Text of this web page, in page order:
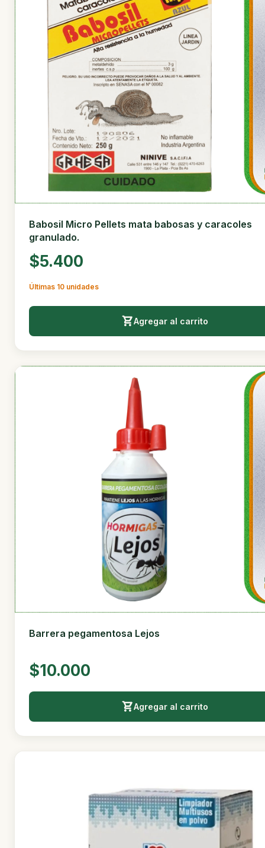
Babosil Micro Pellets mata babosas y caracoles
granulado.
$5.400
Últimas 10 unidades
Agregar al carrito
Barrera pegamentosa Lejos
$10.000
Agregar al carrito